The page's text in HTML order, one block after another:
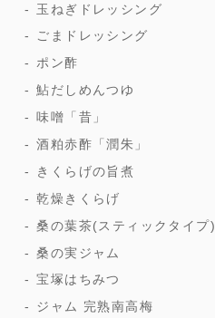
玉ねぎドレッシング
ごまドレッシング
ポン酢
鮎だしめんつゆ
味噌「昔」
酒粕赤酢「潤朱」
きくらげの旨煮
乾燥きくらげ
桑の葉茶(スティックタイプ)
桑の実ジャム
宝塚はちみつ
ジャム 完熟南高梅